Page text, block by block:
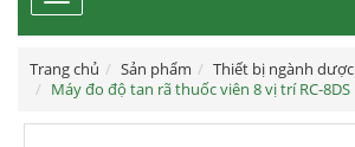
navigation
Trang chủ Sản phẩm
Thiết bị ngành dược
Máy đo độ tan rã thuốc viên 8 vị trí RC-8DS